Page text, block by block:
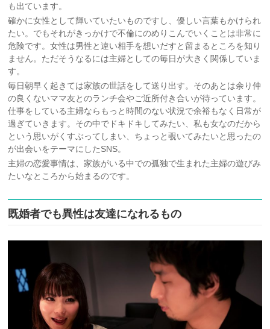
も出ています。
確かに女性として輝いていたいものですし、優しい言葉もかけられ
たい。でもそれがきっかけで不倫にのめりこんでいくことは非常に
危険です。女性は男性と違い相手を想いだすと留まるところを知り
ません。ただそうなるには主婦としての毎日が大きく関係していま
す。
毎日朝早く起きては家族の世話をして送り出す。そのあとは余り仲
の良くないママ友とのランチ会やご近所付き合いが待っています。
仕事をしている主婦ならもっと時間のない状況で余裕もなく日常が
過ぎていきます。その中でドキドキしてみたい、私も女なのだから
という思いがくすぶってしまい、ちょっと覗いてみたいと思ったの
が出会いをテーマにしたSNS。
主婦の恋愛事情は、家族がいる中での孤独で生まれた主婦の遊びみ
たいなところから始まるのです。
既婚者でも異性は友達になれるもの